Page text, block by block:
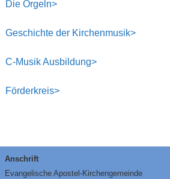
Die Orgeln>
Geschichte der Kirchenmusik>
C-Musik Ausbildung>
Förderkreis>
Anschrift
Evangelische Apostel-Kirchengemeinde